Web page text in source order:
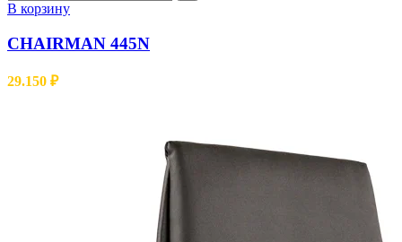
В корзину
CHAIRMAN 445N
29.150 ₽